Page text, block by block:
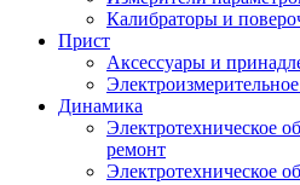
Калибраторы и
Прист
Аксессуары и
Динамика
Электротехническое
ремонт
Электротехническое